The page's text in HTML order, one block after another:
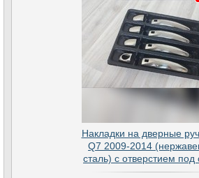
Накладки на дверные
Q7 2009-2014
сталь) с отверстием под